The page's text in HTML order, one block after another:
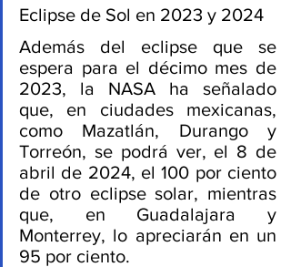
Eclipse de Sol en 2023 y 2024
Además del eclipse que se
espera para el décimo mes de
2023, la NASA ha señalado
que, en ciudades mexicanas,
como Mazatlán, Durango y
Torreón, se podrá ver, el 8 de
abril de 2024, el 100 por ciento
de otro eclipse solar, mientras
que, en Guadalajara y
Monterrey, lo apreciarán en un
95 por ciento.